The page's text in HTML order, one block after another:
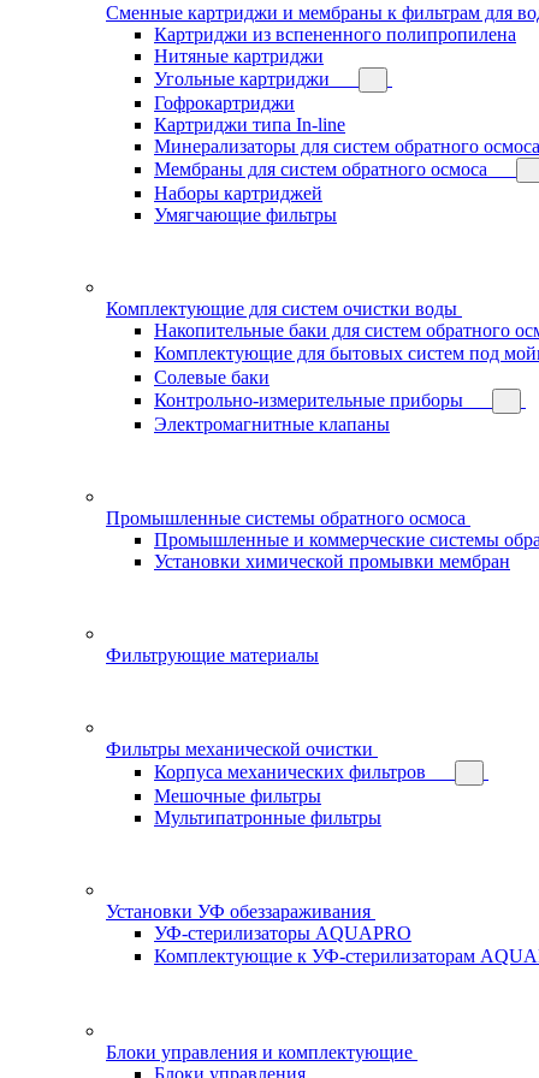
Сменные картриджи и мембраны к фильтрам для
Картриджи из вспененного полипропилена
Нитяные картриджи
Угольные картриджи
Гофрокартриджи
Картриджи типа In-line
Минерализаторы для систем обратного осмоса
Мембраны для систем обратного осмоса
Наборы картриджей
Умягчающие фильтры
Комплектующие для систем очистки воды
Накопительные баки для систем обратного
Комплектующие для бытовых систем под
Солевые баки
Контрольно-измерительные приборы
Электромагнитные клапаны
Промышленные системы обратного осмоса
Промышленные и коммерческие системы
Установки химической промывки мембран
Фильтрующие материалы
Фильтры механической очистки
Корпуса механических фильтров
Мешочные фильтры
Мультипатронные фильтры
Установки УФ обеззараживания
УФ-стерилизаторы AQUAPRO
Комплектующие к УФ-стерилизаторам
Блоки управления и комплектующие
Блоки управления